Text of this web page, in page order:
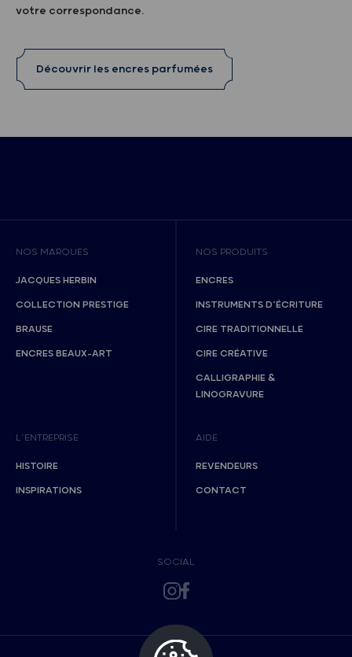
votre correspondance.
Découvrir les encres parfumées
NOS MARQUES
JACQUES HERBIN
COLLECTION PRESTIGE
BRAUSE
ENCRES BEAUX-ART
NOS PRODUITS
ENCRES
INSTRUMENTS D’ÉCRITURE
CIRE TRADITIONNELLE
CIRE CRÉATIVE
CALLIGRAPHIE &
LINOGRAVURE
L’ENTREPRISE
HISTOIRE
INSPIRATIONS
AIDE
REVENDEURS
CONTACT
SOCIAL